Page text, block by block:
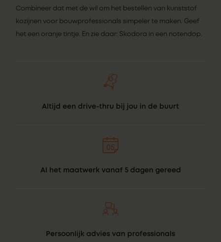
Combineer dat met de wil om het bestellen van kunststof
kozijnen voor bouwprofessionals simpeler te maken. Geef
het een oranje tintje. En zie daar: Skodora in een notendop.
Altijd een drive-thru bij jou in de buurt
Al het maatwerk vanaf 5 dagen gereed
Persoonlijk advies van professionals